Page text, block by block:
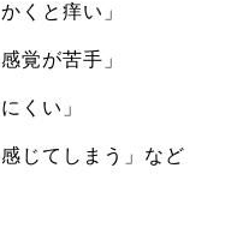
くと痒い」
覚が苦手」
くい」
じてしまう」など